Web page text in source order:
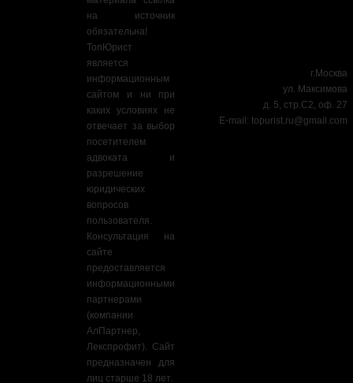
на источник
обязательна!
ТопЮрист
является
информационным
сайтом и ни при
каких условиях не
отвечает за выбор
посетителем
адвоката и
разрешение
юридических
вопросов
пользователя.
Консультация на
сайте
предоставляется
информационными
партнерами
(компании
АлПартнер,
Лекспрофит). Сайт
предназначен для
лиц старше 18 лет.
г.Москва
ул. Максимова
д. 5, стр.С2, оф. 27
E-mail:topurist.ru@gmail.com